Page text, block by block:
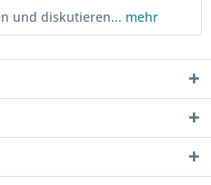
und diskutieren... mehr